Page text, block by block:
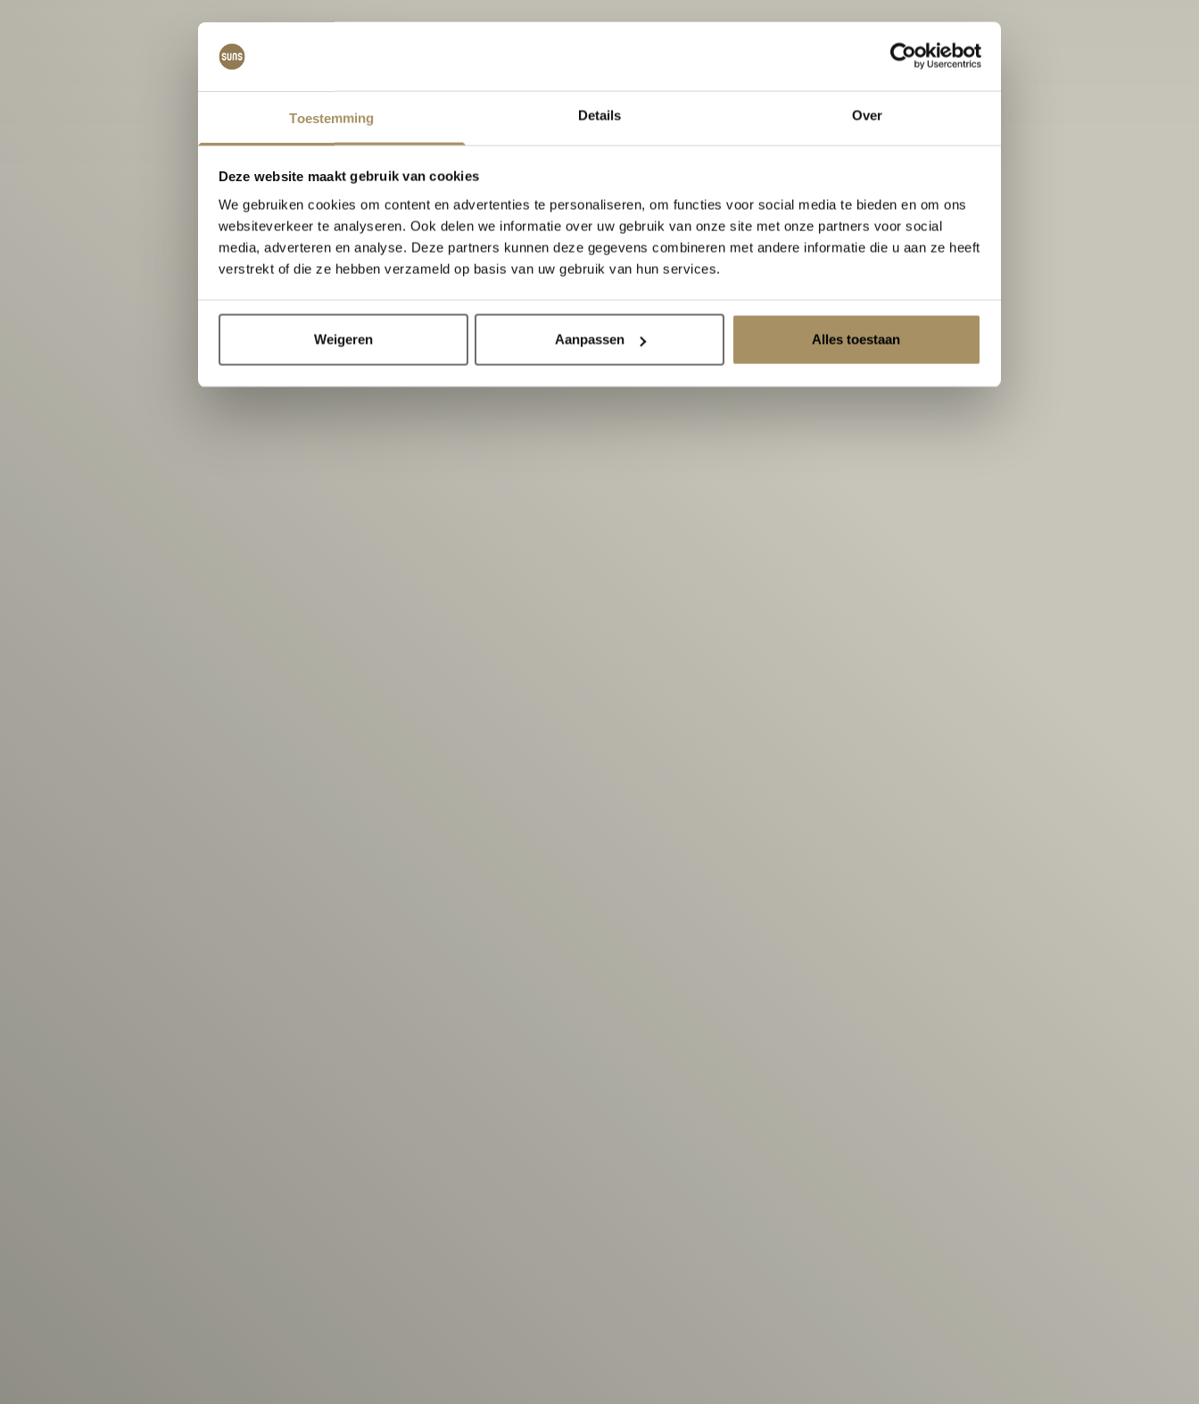
Toestemming Details Over
Deze website maakt gebruik van cookies
We gebruiken cookies om content en advertenties te personaliseren, om functies voor social media te bieden en om ons
websiteverkeer te analyseren. Ook delen we informatie over uw gebruik van onze site met onze partners voor social
media, adverteren en analyse. Deze partners kunnen deze gegevens combineren met andere informatie die u aan ze heeft
verstrekt of die ze hebben verzameld op basis van uw gebruik van hun services.
Weigeren Aanpassen Alles toestaan